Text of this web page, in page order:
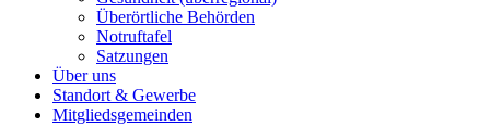
Überörtliche Behörden
Notruftafel
Satzungen
Über uns
Standort & Gewerbe
Mitgliedsgemeinden